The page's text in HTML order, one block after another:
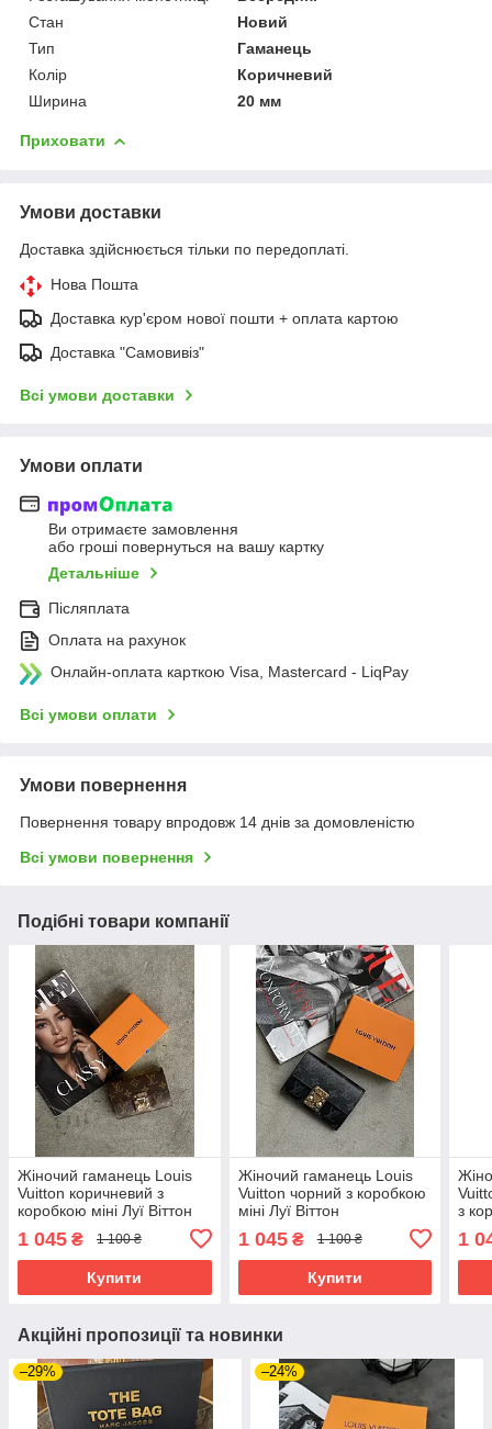
Стан
Новий
Тип
Гаманець
Колір
Коричневий
Ширина
20 мм
Приховати
Умови доставки
Доставка здійснюється тільки по передоплаті.
Нова Пошта
Доставка кур'єром нової пошти + оплата картою
Доставка "Самовивіз"
Всі умови доставки
Умови оплати
Ви отримаєте замовлення
або гроші повернуться на вашу картку
Детальніше
Післяплата
Оплата на рахунок
Онлайн-оплата карткою Visa, Mastercard - LiqPay
Всі умови оплати
Умови повернення
Повернення товару впродовж 14 днів за домовленістю
Всі умови повернення
Подібні товари компанії
Жіночий гаманець Louis
Vuitton коричневий з
коробкою міні Луї Віттон
1 045 ₴ 1 100 ₴
Купити
Жіночий гаманець Louis
Vuitton чорний з коробкою
міні Луї Віттон
1 045₴ 1 100 ₴
Купити
з
1
Акційні пропозиції та новинки
–29% –24%